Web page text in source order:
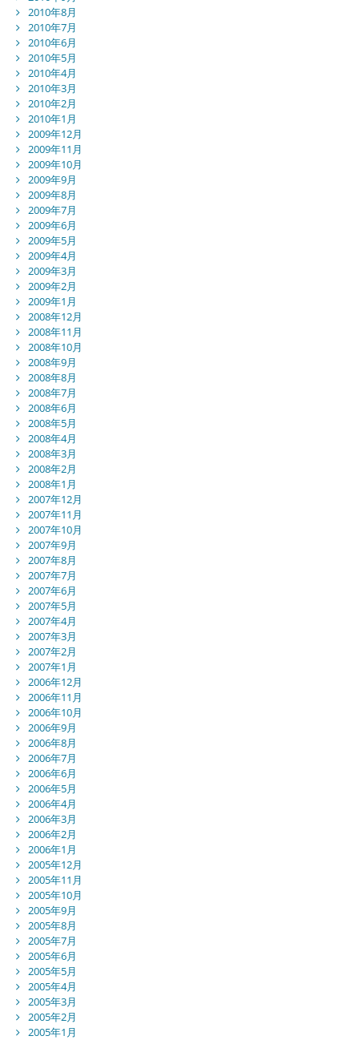
2010年8月
2010年7月
2010年6月
2010年5月
2010年4月
2010年3月
2010年2月
2010年1月
2009年12月
2009年11月
2009年10月
2009年9月
2009年8月
2009年7月
2009年6月
2009年5月
2009年4月
2009年3月
2009年2月
2009年1月
2008年12月
2008年11月
2008年10月
2008年9月
2008年8月
2008年7月
2008年6月
2008年5月
2008年4月
2008年3月
2008年2月
2008年1月
2007年12月
2007年11月
2007年10月
2007年9月
2007年8月
2007年7月
2007年6月
2007年5月
2007年4月
2007年3月
2007年2月
2007年1月
2006年12月
2006年11月
2006年10月
2006年9月
2006年8月
2006年7月
2006年6月
2006年5月
2006年4月
2006年3月
2006年2月
2006年1月
2005年12月
2005年11月
2005年10月
2005年9月
2005年8月
2005年7月
2005年6月
2005年5月
2005年4月
2005年3月
2005年2月
2005年1月